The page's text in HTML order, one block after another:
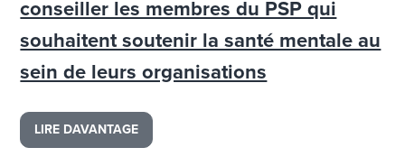
conseiller les membres du PSP qui
souhaitent soutenir la santé mentale au
sein de leurs organisations
LIRE DAVANTAGE